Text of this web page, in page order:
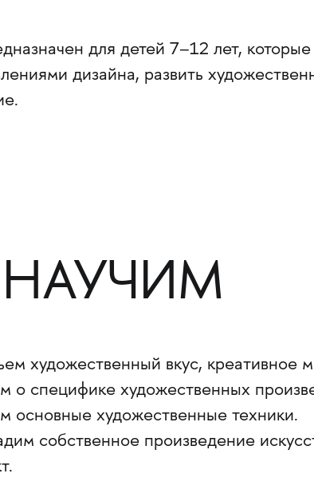
для детей 7–12 лет,
дизайна, развить
художественный вкус, креативное
о специфике художественных
основные художественные техники.
собственное произведение